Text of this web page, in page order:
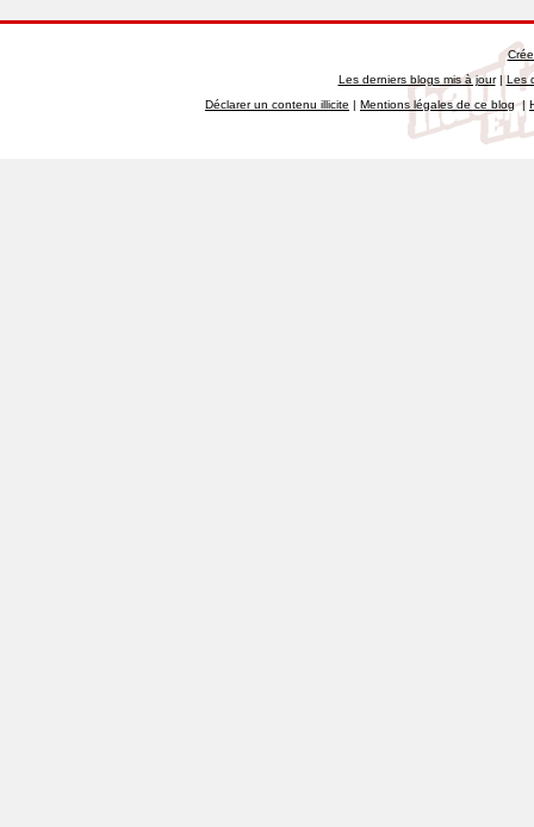
Les derniers blogs mis à jour|Les
Déclarer un contenu illicite | Mentions légales de ce blog|